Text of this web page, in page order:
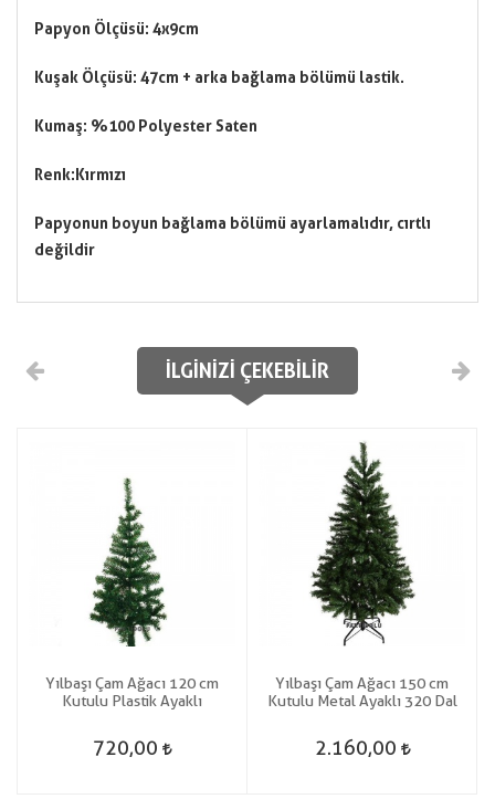
Papyon Ölçüsü: 4x9cm
Kuşak Ölçüsü: 47cm + arka bağlama bölümü lastik.
Kumaş: %100 Polyester Saten
Renk: Kırmızı
Papyonun boyun bağlama bölümü ayarlamalıdır, cırtlı
değildir
İLGINIZI ÇEKEBILIR
Yılbaşı Çam Ağacı 120 cm
Kutulu Plastik Ayaklı
720,00
Yılbaşı Çam Ağacı 150 cm
Kutulu Metal Ayaklı 320 Dal
2.160,00